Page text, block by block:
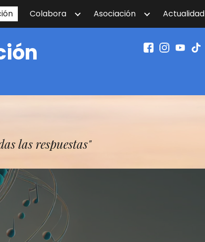
Skip to navigation
Colabora Asociación Actualidad
las respuestas"